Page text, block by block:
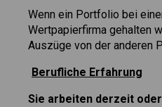
Wenn ein Portfolio bei
Wertpapierfirma gehalten
Auszüge von der anderen
Berufliche Erfahrung
Sie arbeiten derzeit